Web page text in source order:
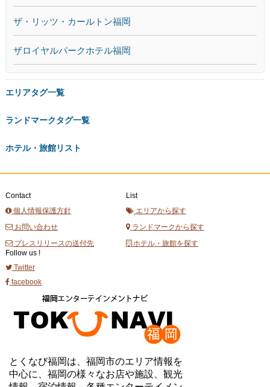
ザ・リッツ・カールトン福岡
ザロイヤルパークホテル福岡
エリアタグ一覧
ランドマークタグ一覧
ホテル・旅館リスト
Contact
個人情報保護方針
お問い合わせ
プレスリリースの送付先
List
エリアから探す
ランドマークから探す
ホテル・旅館を探す
Follow us !
Twitter
facebook
とくなび福岡は、福岡市のエリア情報を
中心に、福岡の様々なお店や施設、観光